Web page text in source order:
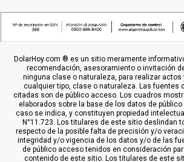
DolarHoy.com ® es un sitio meramente
recomendación, asesoramiento o invitación
ninguna clase o naturaleza, para realizar
cualquier tipo, clase o naturaleza. Las fuentes
citadas son de público acceso. Los cuadros
elaborados sobre la base de los datos de
caso se indica, y constituyen propiedad
N°11.723. Los titulares de este sitio deslindan
respecto de la posible falta de precisión y/o
integridad y/o vigencia de los datos y/o de las
de público acceso tenidos en consideración
contenido de este sitio. Los titulares de este